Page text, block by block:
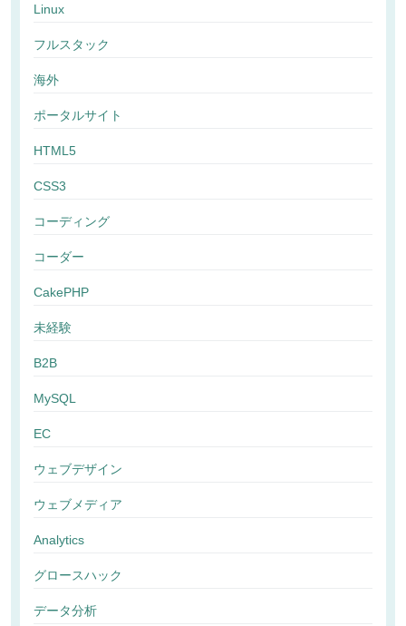
Linux
フルスタック
海外
ポータルサイト
HTML5
CSS3
コーディング
コーダー
CakePHP
未経験
B2B
MySQL
EC
ウェブデザイン
ウェブメディア
Analytics
グロースハック
データ分析